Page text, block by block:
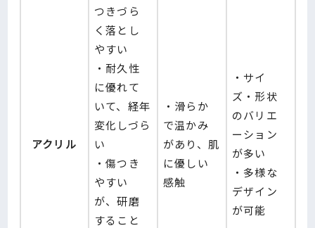
アクリル
つきづら
く落とし
やすい
・耐久性
に優れて
いて、経年
変化しづら
い
・傷つき
やすい
が、研磨
すること
・滑らか
で温かみ
があり、肌
に優しい
感触
・サイ
ズ・形状
のバリエ
ーション
が多い
・多様な
デザイン
が可能